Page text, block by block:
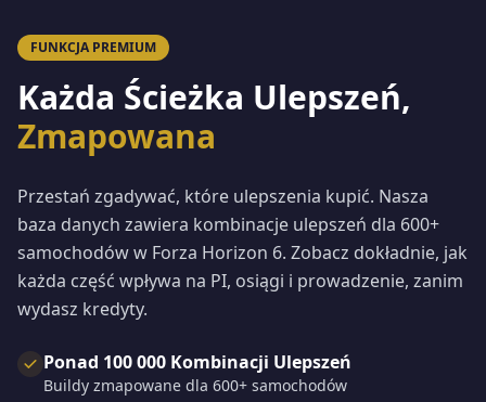
FUNKCJA PREMIUM
Każda Ścieżka Ulepszeń,
Zmapowana
Przestań zgadywać, które ulepszenia kupić. Nasza
baza danych zawiera kombinacje ulepszeń dla 600+
samochodów w Forza Horizon 6. Zobacz dokładnie, jak
każda część wpływa na PI, osiągi i prowadzenie, zanim
wydasz kredyty.
Ponad 100 000 Kombinacji Ulepszeń
Buildy zmapowane dla 600+ samochodów